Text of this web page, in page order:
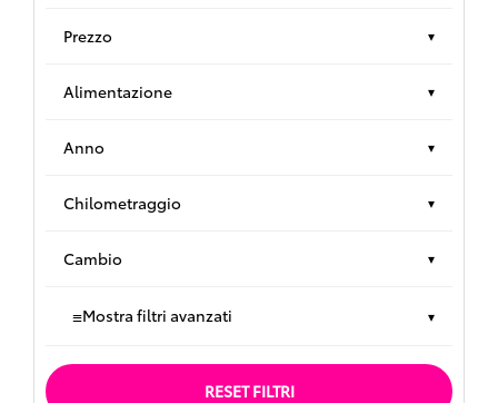
Prezzo ▾
Alimentazione ▾
Anno ▾
Chilometraggio ▾
Cambio ▾
≡Mostra filtri avanzati ▾
RESET FILTRI